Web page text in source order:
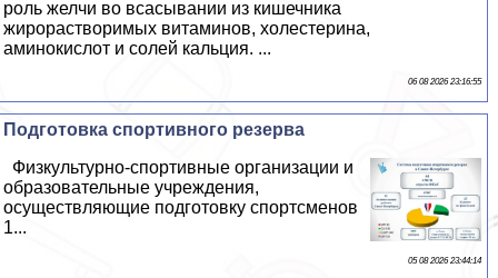
роль желчи во всасывании из кишечника
жирорастворимых витаминов, холестерина,
аминокислот и солей кальция. ...
06 08 2026 23:16:55
Подготовка спортивного резерва
Физкультурно-спортивные организации и
образовательные учреждения,
осуществляющие подготовку спортсменов
1...
05 08 2026 23:44:14